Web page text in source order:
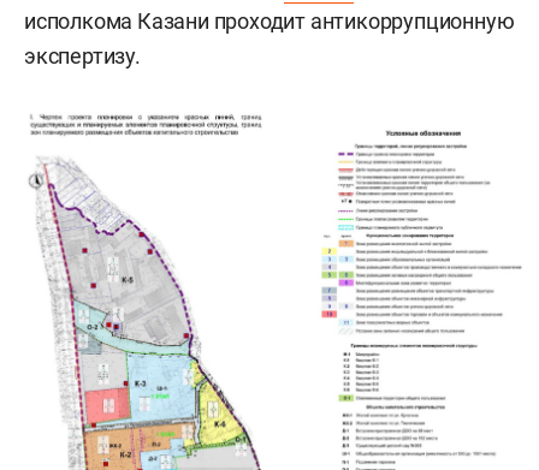
исполкома Казани проходит антикоррупционную
экспертизу.